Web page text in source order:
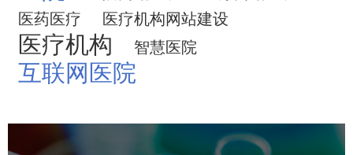
医药医疗
医疗机构网站建设
医疗机构 智慧医院
互联网医院